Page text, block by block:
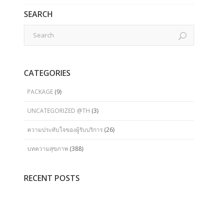
SEARCH
CATEGORIES
PACKAGE (9)
UNCATEGORIZED @TH (3)
ความประทับใจของผู้รับบริการ (26)
บทความสุขภาพ (388)
RECENT POSTS